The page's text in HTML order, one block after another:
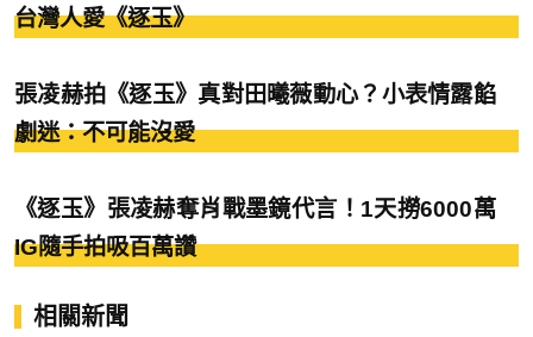
台灣人愛《逐玉》
張凌赫拍《逐玉》真對田曦薇動心？小表情露餡
劇迷：不可能沒愛
《逐玉》張凌赫奪肖戰墨鏡代言！1天撈6000萬
IG隨手拍吸百萬讚
相關新聞